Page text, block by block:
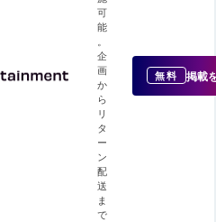
可
能
企
画
か
ら
リ
タ
ー
ン
配
送
ま
で
無料 掲載